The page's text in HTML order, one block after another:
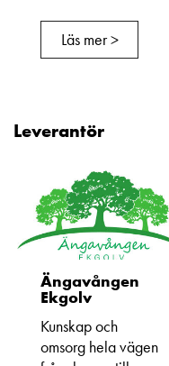
Läs mer >
Leverantör
Ängavången
Ekgolv
Kunskap och
omsorg hela vägen